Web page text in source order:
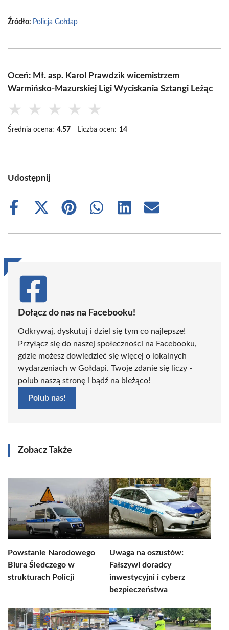
Źródło: Policja Gołdap
Oceń: Mł. asp. Karol Prawdzik wicemistrzem
Warmińsko-Mazurskiej Ligi Wyciskania Sztangi Leżąc
★ ★ ★ ★ ★
Średnia ocena: 4.57 Liczba ocen: 14
Udostępnij
Share
Share
(Twitter)
Share
Share
Share
Share
Dołącz do nas na Facebooku!
Odkrywaj, dyskutuj i dziel się tym co najlepsze!
Przyłącz się do naszej społeczności na Facebooku,
gdzie możesz dowiedzieć się więcej o lokalnych
wydarzeniach w Gołdapi. Twoje zdanie się liczy -
polub naszą stronę i bądź na bieżąco!
Polub nas!
Zobacz Także
Powstanie Narodowego
Biura Śledczego w
strukturach Policji
Uwaga na oszustów:
Fałszywi doradcy
inwestycyjni i cyberz
bezpieczeństwa